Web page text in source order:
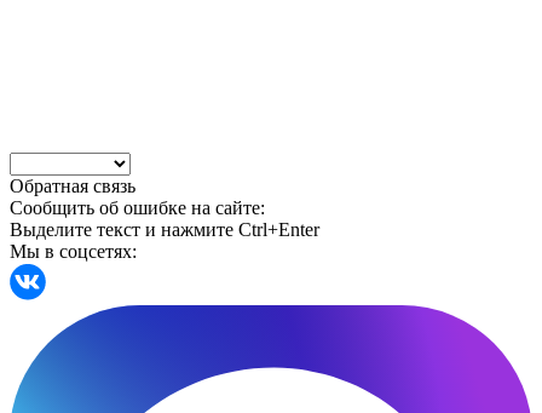
Обратная связь
Сообщить об ошибке на сайте:
Выделите текст и нажмите Ctrl+Enter
Мы в соцсетях: